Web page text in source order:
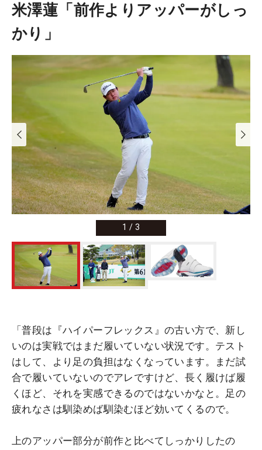
米澤蓮「前作よりアッパーがしっ
かり」
1 / 3
「普段は『ハイパーフレックス』の古い方で、新し
いのは実戦ではまだ履いていない状況です。テスト
はして、より足の負担はなくなっています。まだ試
合で履いていないのでアレですけど、長く履けば履
くほど、それを実感できるのではないかなと。足の
疲れなさは馴染めば馴染むほど効いてくるので。
上のアッパー部分が前作と比べてしっかりしたの